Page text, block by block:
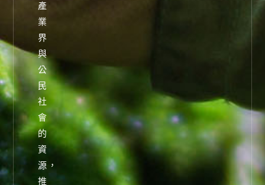
產
業
界
與
公
民
社
會
的
資
源，
推